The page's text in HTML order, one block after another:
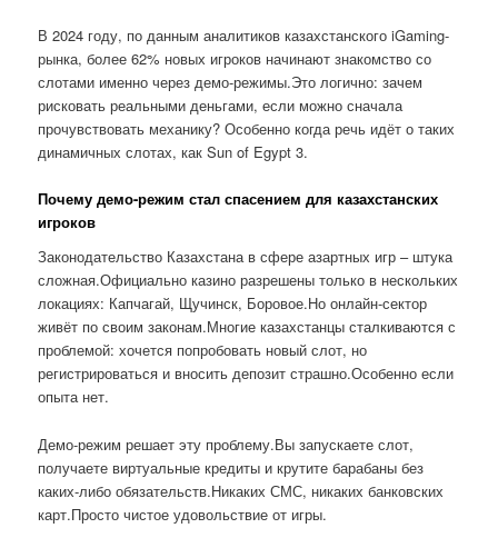
В 2024 году, по данным аналитиков казахстанского iGaming-
рынка, более 62% новых игроков начинают знакомство со
слотами именно через демо-режимы.Это логично: зачем
рисковать реальными деньгами, если можно сначала
прочувствовать механику? Особенно когда речь идёт о таких
динамичных слотах, как Sun of Egypt 3.
Почему демо-режим стал спасением для казахстанских
игроков
Законодательство Казахстана в сфере азартных игр – штука
сложная.Официально казино разрешены только в нескольких
локациях: Капчагай, Щучинск, Боровое.Но онлайн-сектор
живёт по своим законам.Многие казахстанцы сталкиваются с
проблемой: хочется попробовать новый слот, но
регистрироваться и вносить депозит страшно.Особенно если
опыта нет.
Демо-режим решает эту проблему.Вы запускаете слот,
получаете виртуальные кредиты и крутите барабаны без
каких-либо обязательств.Никаких СМС, никаких банковских
карт.Просто чистое удовольствие от игры.